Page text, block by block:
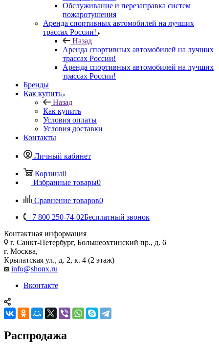
Обслуживание и перезаправка систем
пожаротушения
Аренда спортивных автомобилей на лучших
трассах России!
Назад
Аренда спортивных автомобилей на лучших
трассах России!
Аренда спортивных автомобилей на лучших
трассах России!
Бренды
Как купить
Назад
Как купить
Условия оплаты
Условия доставки
Контакты
Личный кабинет
Корзина0
Избранные товары0
Сравнение товаров0
+7 800 250-74-02Бесплатный звонок
Контактная информация
г. Санкт-Петербург, Большеохтинский пр., д. 6
г. Москва,
Крылатская ул., д. 2, к. 4 (2 этаж)
info@shonx.ru
Вконтакте
Распродажа